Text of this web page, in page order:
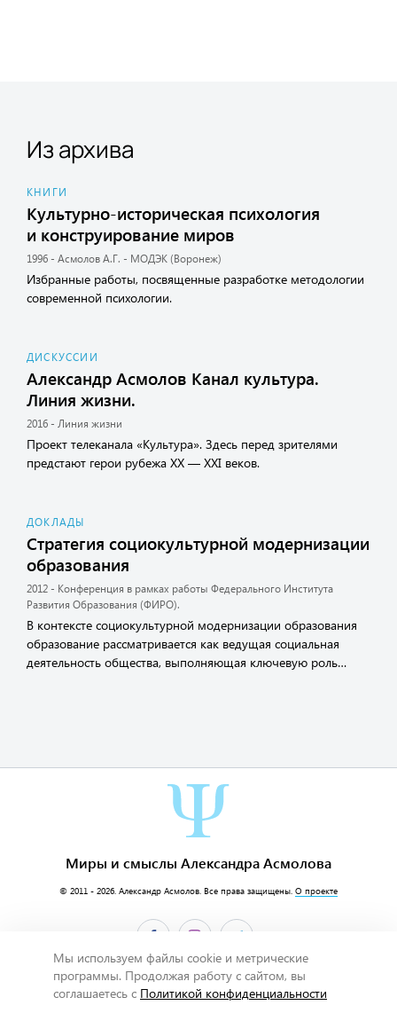
Из архива
КНИГИ
Культурно-историческая психология
и конструирование миров
Избранные работы, посвященные разработке методологии
современной психологии.
1996 - Асмолов А.Г. - МОДЭК (Воронеж)
ДИСКУССИИ
Александр Асмолов Канал культура.
Линия жизни.
Проект телеканала «Культура». Здесь перед зрителями
предстают герои рубежа XX — XXI веков.
2016 - Линия жизни
ДОКЛАДЫ
Стратегия социокультурной модернизации
образования
В контексте социокультурной модернизации образования
образование рассматривается как ведущая социальная
деятельность общества, выполняющая ключевую роль…
2012 - Конференция в рамках работы Федерального Института
Развития Образования (ФИРО).
Миры и смыслы Александра Асмолова
© 2011 - 2026. Александр Асмолов . Все права защищены. О проекте
Мы используем файлы cookie и метрические
программы. Продолжая работу с сайтом, вы
соглашаетесь с Политикой конфиденциальности